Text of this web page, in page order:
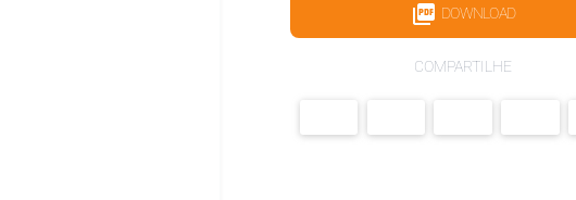
DOWNLOAD
COMPARTILHE